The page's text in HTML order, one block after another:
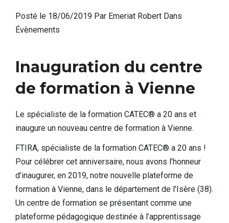
Posté le 18/06/2019 Par Emeriat Robert Dans
Évènements
Inauguration du centre
de formation à Vienne
Le spécialiste de la formation CATEC® a 20 ans et
inaugure un nouveau centre de formation à Vienne.
FTIRA, spécialiste de la formation CATEC® a 20 ans !
Pour célébrer cet anniversaire, nous avons l’honneur
d’inaugurer, en 2019, notre nouvelle plateforme de
formation à Vienne, dans le département de l’Isère (38).
Un centre de formation se présentant comme une
plateforme pédagogique destinée à l’apprentissage